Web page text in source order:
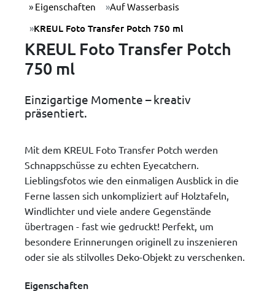
Eigenschaften Auf Wasserbasis
KREUL Foto Transfer Potch 750 ml
KREUL Foto Transfer Potch
750 ml
Einzigartige Momente – kreativ
präsentiert.
Mit dem KREUL Foto Transfer Potch werden
Schnappschüsse zu echten Eyecatchern.
Lieblingsfotos wie den einmaligen Ausblick in die
Ferne lassen sich unkompliziert auf Holztafeln,
Windlichter und viele andere Gegenstände
übertragen - fast wie gedruckt! Perfekt, um
besondere Erinnerungen originell zu inszenieren
oder sie als stilvolles Deko-Objekt zu verschenken.
Eigenschaften